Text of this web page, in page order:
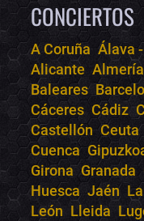
CONCIERTOS
A Coruña Álava
Alicante Almería
Baleares
Cáceres Cádiz
Castellón Ceuta
Cuenca
Girona Granada
Huesca Jaén
León Lleida
Bololoco
Online ·